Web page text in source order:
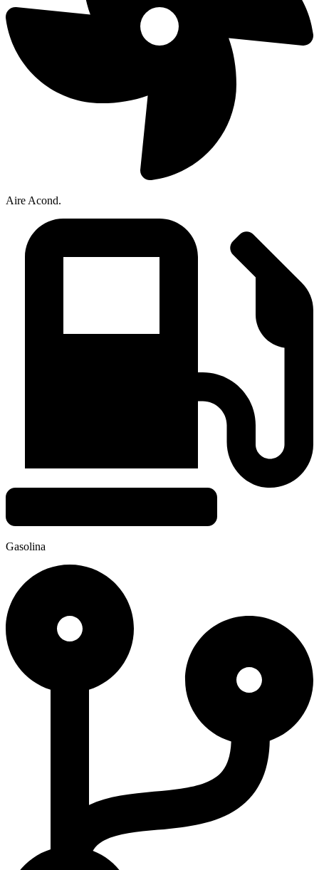
Aire Acond.
Gasolina